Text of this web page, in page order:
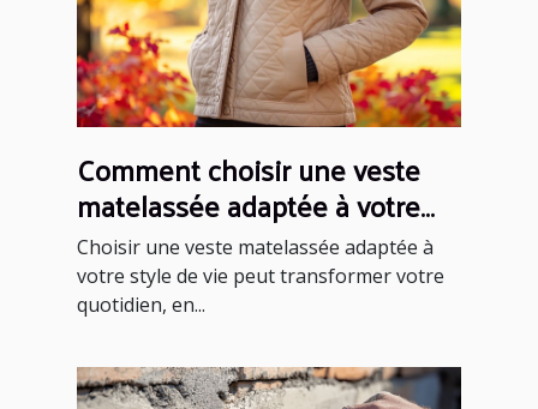
Comment choisir une veste
matelassée adaptée à votre
style de vie ?
Choisir une veste matelassée adaptée à
votre style de vie peut transformer votre
quotidien, en...